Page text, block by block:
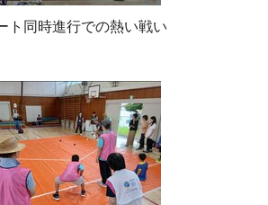
ト同時進行での熱い戦い